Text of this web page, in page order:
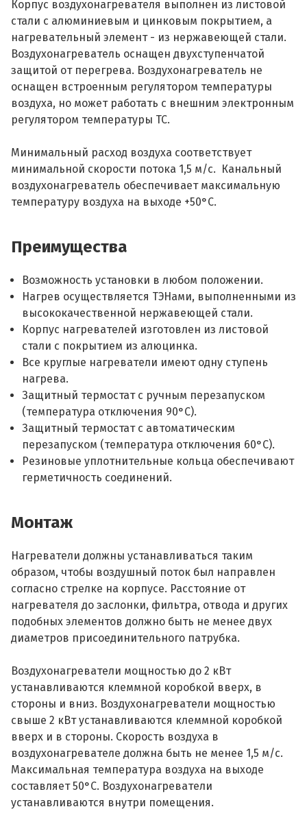
Корпус воздухонагревателя выполнен из листовой
стали с алюминиевым и цинковым покрытием, а
нагревательный элемент - из нержавеющей стали.
Воздухонагреватель оснащен двухступенчатой
защитой от перегрева. Воздухонагреватель не
оснащен встроенным регулятором температуры
воздуха, но может работать с внешним электронным
регулятором температуры ТС.
Минимальный расход воздуха соответствует
минимальной скорости потока 1,5 м/с. Канальный
воздухонагреватель обеспечивает максимальную
температуру воздуха на выходе +50°С.
Преимущества
Возможность установки в любом положении.
Нагрев осуществляется ТЭНами, выполненными из
высококачественной нержавеющей стали.
Корпус нагревателей изготовлен из листовой
стали с покрытием из алюцинка.
Все круглые нагреватели имеют одну ступень
нагрева.
Защитный термостат с ручным перезапуском
(температура отключения 90°С).
Защитный термостат с автоматическим
перезапуском (температура отключения 60°С).
Резиновые уплотнительные кольца обеспечивают
герметичность соединений.
Монтаж
Нагреватели должны устанавливаться таким
образом, чтобы воздушный поток был направлен
согласно стрелке на корпусе. Расстояние от
нагревателя до заслонки, фильтра, отвода и других
подобных элементов должно быть не менее двух
диаметров присоединительного патрубка.
Воздухонагреватели мощностью до 2 кВт
устанавливаются клеммной коробкой вверх, в
стороны и вниз. Воздухонагреватели мощностью
свыше 2 кВт устанавливаются клеммной коробкой
вверх и в стороны. Скорость воздуха в
воздухонагревателе должна быть не менее 1,5 м/с.
Максимальная температура воздуха на выходе
составляет 50°С. Воздухонагреватели
устанавливаются внутри помещения.